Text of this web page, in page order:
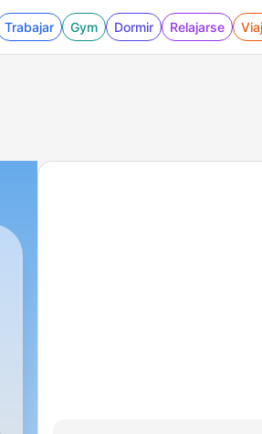
Trabajar Gym Dormir Relajarse